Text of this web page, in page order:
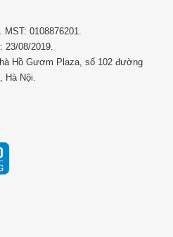
0108876201.
23/08/2019.
Hồ Gươm Plaza, số 102 đường
Hà Nội.